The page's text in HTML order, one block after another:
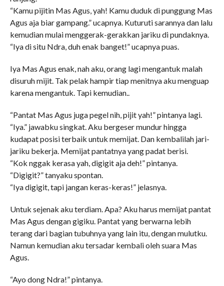
“Kamu pijitin Mas Agus, yah! Kamu duduk di punggung Mas
Agus aja biar gampang.” ucapnya. Kuturuti sarannya dan lalu
kemudian mulai menggerak-gerakkan jariku di pundaknya.
“Iya di situ Ndra, duh enak banget!” ucapnya puas.
Iya Mas Agus enak, nah aku, orang lagi mengantuk malah
disuruh mijit. Tak pelak hampir tiap menitnya aku menguap
karena mengantuk. Tapi kemudian..
“Pantat Mas Agus juga pegel nih, pijit yah!” pintanya lagi.
“Iya.” jawabku singkat. Aku bergeser mundur hingga
kudapat posisi terbaik untuk memijat. Dan kembalilah jari-
jariku bekerja. Memijat pantatnya yang padat berisi.
“Kok nggak kerasa yah, digigit aja deh!” pintanya.
“Digigit?” tanyaku spontan.
“Iya digigit, tapi jangan keras-keras!” jelasnya.
Untuk sejenak aku terdiam. Apa? Aku harus memijat pantat
Mas Agus dengan gigiku. Pantat yang berwarna lebih
terang dari bagian tubuhnya yang lain itu, dengan mulutku.
Namun kemudian aku tersadar kembali oleh suara Mas
Agus.
“Ayo dong Ndra!” pintanya.